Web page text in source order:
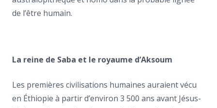
de l’être humain.
La reine de Saba et le royaume d’Aksoum
Les premières civilisations humaines auraient vécu
en Éthiopie à partir d’environ 3 500 ans avant Jésus-